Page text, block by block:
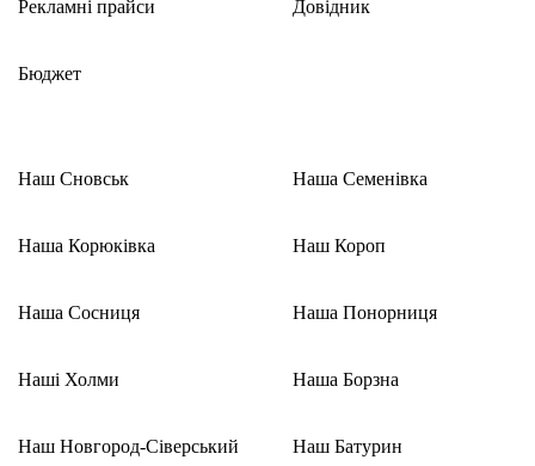
Рекламні прайси
Бюджет
Довідник
Наш Сновськ
Наша Корюківка
Наша Сосниця
Наші Холми
Наш Новгород-Сіверський
Наша Семенівка
Наш Короп
Наша Понорниця
Наша Борзна
Наш Батурин